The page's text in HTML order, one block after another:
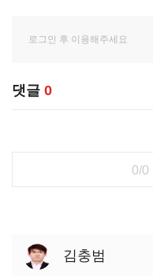
댓글 0
0/0
김충범